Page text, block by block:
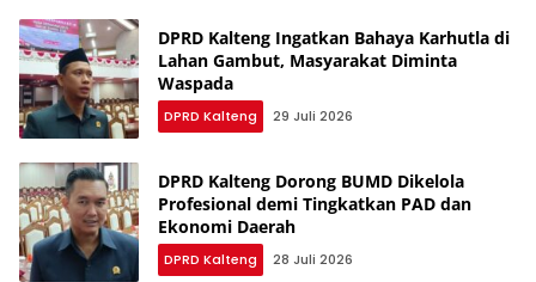
DPRD Kalteng Ingatkan Bahaya Karhutla di
Lahan Gambut, Masyarakat Diminta
Waspada
DPRD Kalteng 29 Juli 2026
DPRD Kalteng Dorong BUMD Dikelola
Profesional demi Tingkatkan PAD dan
Ekonomi Daerah
DPRD Kalteng 28 Juli 2026